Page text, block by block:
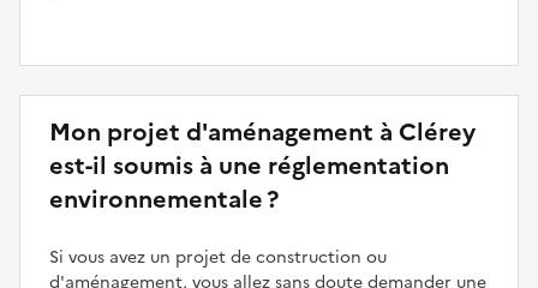
Mon projet d'aménagement à Clérey
est-il soumis à une réglementation
environnementale ?
Si vous avez un projet de construction ou